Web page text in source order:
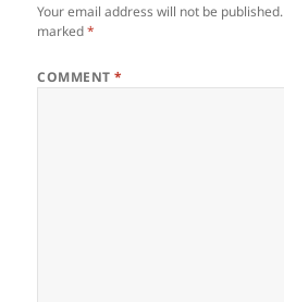
Your email address will not be published.
marked*
COMMENT*